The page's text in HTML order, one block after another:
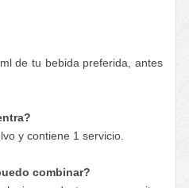
de tu bebida preferida, antes
y contiene 1 servicio.
combinar?